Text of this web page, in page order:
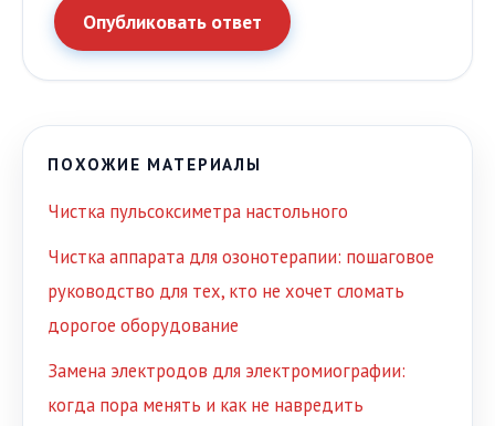
Опубликовать ответ
ПОХОЖИЕ МАТЕРИАЛЫ
Чистка пульсоксиметра настольного
Чистка аппарата для озонотерапии: пошаговое
руководство для тех, кто не хочет сломать
дорогое оборудование
Замена электродов для электромиографии:
когда пора менять и как не навредить